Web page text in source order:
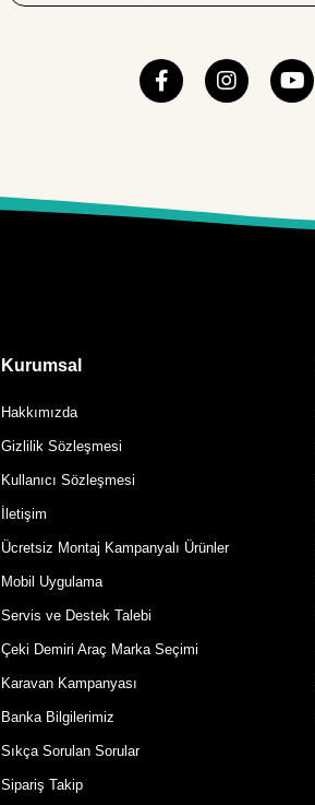
Kurumsal
Hakkımızda
Gizlilik Sözleşmesi
Kullanıcı Sözleşmesi
İletişim
Ücretsiz Montaj Kampanyalı Ürünler
Mobil Uygulama
Servis ve Destek Talebi
Çeki Demiri Araç Marka Seçimi
Karavan Kampanyası
Banka Bilgilerimiz
Sıkça Sorulan Sorular
Sipariş Takip